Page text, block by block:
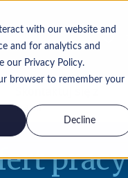
with our website and
and for analytics and
our Privacy Policy.
browser to remember your
Decline
nami
pracy